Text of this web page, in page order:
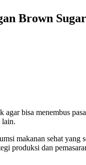
Brown
bisa menembus
lain.
makanan sehat yang
produksi dan